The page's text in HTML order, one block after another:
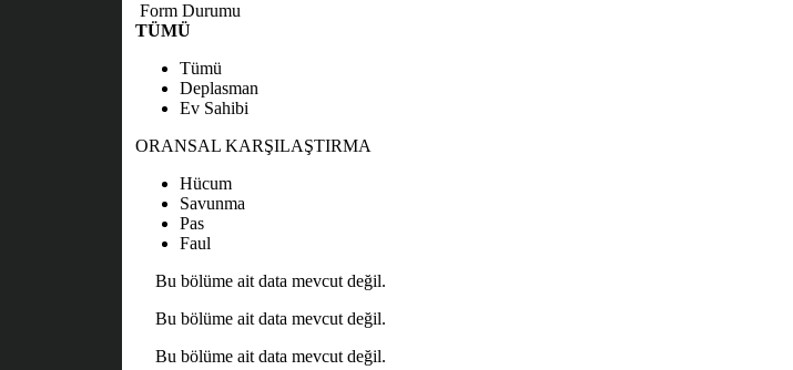
Form Durumu
TÜMÜ
Tümü
Deplasman
Ev Sahibi
ORANSAL KARŞILAŞTIRMA
Hücum
Savunma
Pas
Faul
Bu bölüme ait data mevcut değil.
Bu bölüme ait data mevcut değil.
Bu bölüme ait data mevcut değil.